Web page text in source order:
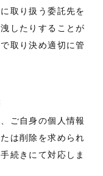
取り扱う委託先を
したりすることが
取り決め適切に管
ご自身の個人情報
は削除を求められ
続きにて対応しま